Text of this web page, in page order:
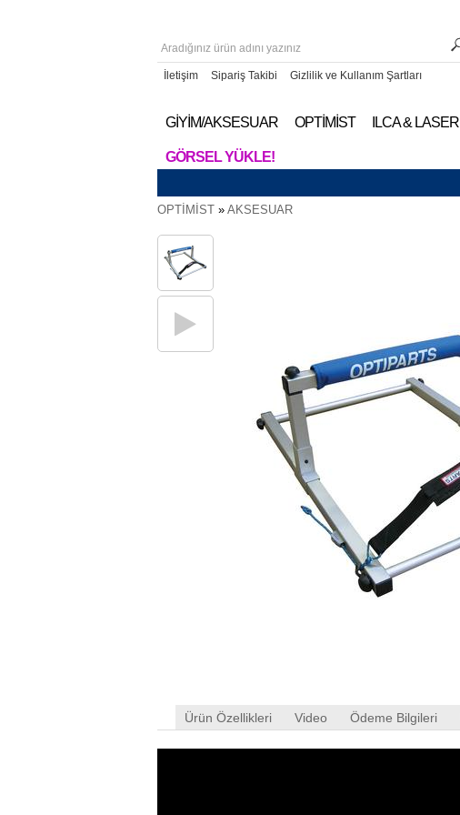
İletişim Sipariş Takibi Gizlilik ve Kullanım Şartları
GİYİM/AKSESUAR OPTİMİST ILCA & LASER
GÖRSEL YÜKLE!
OPTİMİST» AKSESUAR
Ürün Özellikleri Video Ödeme Bilgileri